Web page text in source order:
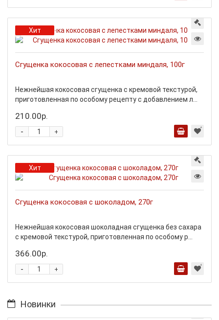
Хит
Сгущенка кокосовая с лепестками миндаля, 100г
Нежнейшая кокосовая сгущенка с кремовой текстурой,
приготовленная по особому рецепту с добавлением л...
210.00р.
+
-
Хит
Сгущенка кокосовая с шоколадом, 270г
Нежнейшая кокосовая шоколадная сгущенка без сахара
с кремовой текстурой, приготовленная по особому р...
366.00р.
+
-
Новинки